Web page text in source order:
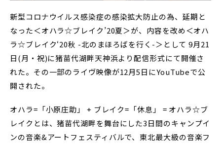
新型コロナウイルス感染症の感染拡大防止の為、延期と
なった＜オハラ☆ブレイク’20夏＞が、内容を改め＜オハ
ラ☆ブレイク‘20秋 -北のまほろばを行く-＞として 9月21
日(月・祝)に猪苗代湖畔天神浜より配信形式にて開催さ
れた。その一部のライヴ映像が12月5日にYouTubeで公
開された。
オハラ=「小原庄助」 + ブレイク=「休息」 = オハラ☆ブ
レイクとは、猪苗代湖畔を舞台にした3日間のキャンプイ
ンの音楽&アートフェスティバルで、東北最大級の音楽フ